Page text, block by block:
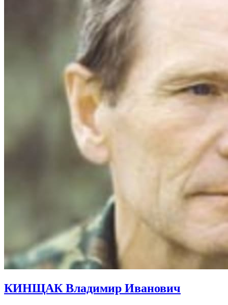
КИНЩАК Владимир Иванович